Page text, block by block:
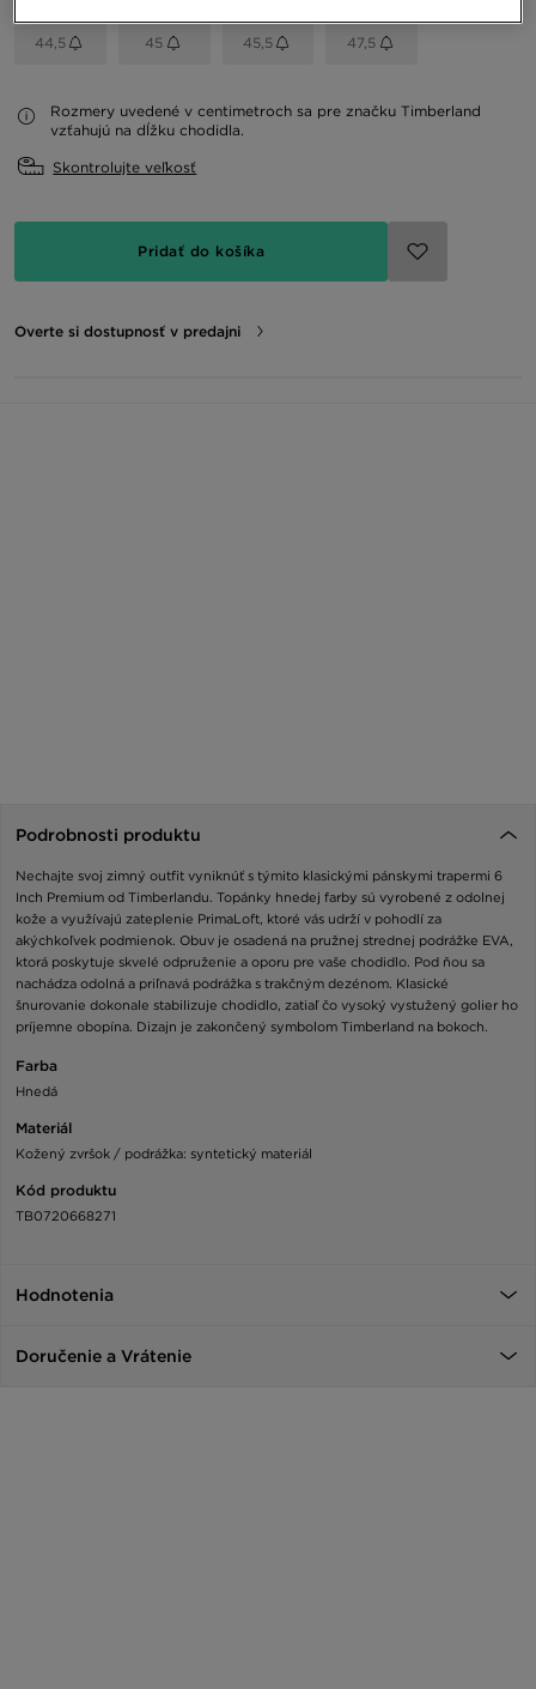
44,5 45 45,5 47,5
Rozmery uvedené v centimetroch sa pre značku Timberland
vzťahujú na dĺžku chodidla.
Skontrolujte veľkosť
Pridať do košíka
Overte si dostupnosť v predajni
Podrobnosti produktu
Nechajte svoj zimný outfit vyniknúť s týmito klasickými pánskymi trapermi 6
Inch Premium od Timberlandu. Topánky hnedej farby sú vyrobené z odolnej
kože a využívajú zateplenie PrimaLoft, ktoré vás udrží v pohodlí za
akýchkoľvek podmienok. Obuv je osadená na pružnej strednej podrážke EVA,
ktorá poskytuje skvelé odpruženie a oporu pre vaše chodidlo. Pod ňou sa
nachádza odolná a priľnavá podrážka s trakčným dezénom. Klasické
šnurovanie dokonale stabilizuje chodidlo, zatiaľ čo vysoký vystužený golier ho
príjemne obopína. Dizajn je zakončený symbolom Timberland na bokoch.
Farba
Hnedá
Materiál
Kožený zvršok / podrážka: syntetický materiál
Kód produktu
TB0720668271
Hodnotenia
Doručenie a Vrátenie